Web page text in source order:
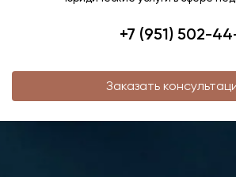
+7 (951) 502-
Заказать